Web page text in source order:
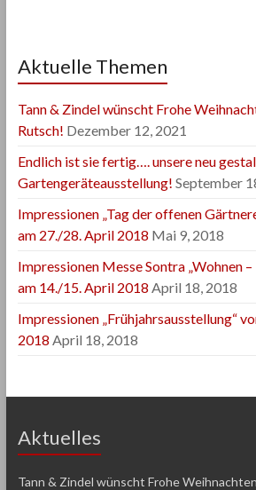
Aktuelle Themen
Tann & Zindel wünscht Frohe
Rutsch! Dezember 12, 2021
Endlich ist sie fertig…. unsere neu
Gartengeräteausstellung! September
Impressionen „Tag der offenen
am 27./28. April 2018 Mai 9, 2018
Impressionen Messe Sontra „Wohnen –
am 14./15. April 2018 April 18, 2018
Impressionen „Frühjahrsausstellung“
2018 April 18, 2018
Aktuelles
Tann & Zindel wünscht Frohe